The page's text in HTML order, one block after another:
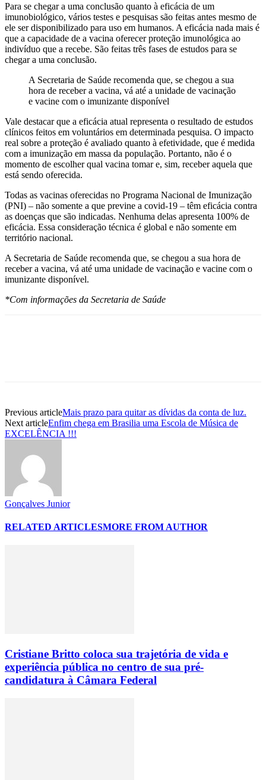
Para se chegar a uma conclusão quanto à eficácia de um
imunobiológico, vários testes e pesquisas são feitas antes mesmo de
ele ser disponibilizado para uso em humanos. A eficácia nada mais é
que a capacidade de a vacina oferecer proteção imunológica ao
indivíduo que a recebe. São feitas três fases de estudos para se
chegar a uma conclusão.
A Secretaria de Saúde recomenda que, se chegou a sua
hora de receber a vacina, vá até a unidade de vacinação
e vacine com o imunizante disponível
Vale destacar que a eficácia atual representa o resultado de estudos
clínicos feitos em voluntários em determinada pesquisa. O impacto
real sobre a proteção é avaliado quanto à efetividade, que é medida
com a imunização em massa da população. Portanto, não é o
momento de escolher qual vacina tomar e, sim, receber aquela que
está sendo oferecida.
Todas as vacinas oferecidas no Programa Nacional de Imunização
(PNI) – não somente a que previne a covid-19 – têm eficácia contra
as doenças que são indicadas. Nenhuma delas apresenta 100% de
eficácia. Essa consideração técnica é global e não somente em
território nacional.
A Secretaria de Saúde recomenda que, se chegou a sua hora de
receber a vacina, vá até uma unidade de vacinação e vacine com o
imunizante disponível.
*Com informações da Secretaria de Saúde
Previous articleMais prazo para quitar as dívidas da conta de luz.
Next articleEnfim chega em Brasilia uma Escola de Música de
EXCELÊNCIA !!!
Gonçalves Junior
RELATED ARTICLESMORE FROM AUTHOR
Cristiane Britto coloca sua trajetória de vida e
experiência pública no centro de sua pré-
candidatura à Câmara Federal